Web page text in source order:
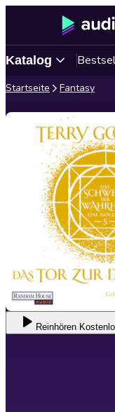
Katalog
Startseite Fantasy
Reinhören